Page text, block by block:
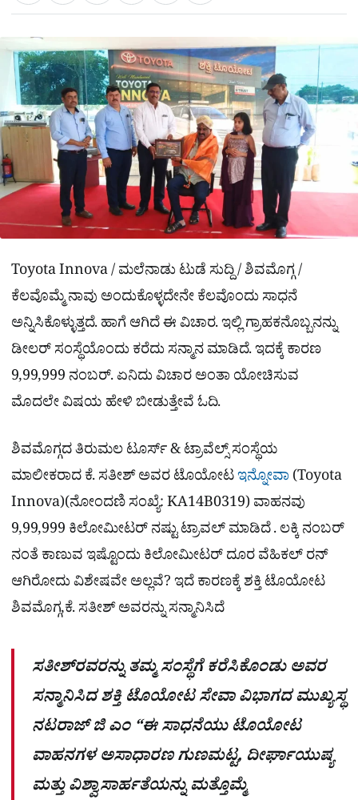
a
t
p
c
e
k
l
e
a
m
ಕ್
h
a
r
e
Toyota Innova / ಮಲೆನಾಡು ಟುಡೆ ಸುದ್ದಿ / ಶಿವಮೊಗ್ಗ /
ಕೆಲವೊಮ್ಮೆ ನಾವು ಅಂದುಕೊಳ್ಳದೇನೇ ಕೆಲವೊಂದು ಸಾಧನೆ
ಅನ್ನಿಸಿಕೊಳ್ಳುತ್ತದೆ. ಹಾಗೆ ಆಗಿದೆ ಈ ವಿಚಾರ. ಇಲ್ಲಿ ಗ್ರಾಹಕನೊಬ್ಬನನ್ನು
ಡೀಲರ್ ಸಂಸ್ಥೆಯೊಂದು ಕರೆದು ಸನ್ಮಾನ ಮಾಡಿದೆ. ಇದಕ್ಕೆ ಕಾರಣ
9,99,999 ನಂಬರ್​. ಏನಿದು ವಿಚಾರ ಅಂತಾ ಯೋಚಿಸುವ
ಮೊದಲೇ ವಿಷಯ ಹೇಳಿ ಬೀಡುತ್ತೇವೆ ಓದಿ.
ಶಿವಮೊಗ್ಗದ ತಿರುಮಲ ಟೂರ್ಸ್​ & ಟ್ರಾವೆಲ್ಸ್ ಸಂಸ್ಥೆಯ
ಮಾಲೀಕರಾದ ಕೆ. ಸತೀಶ್ ಅವರ ಟೊಯೋಟಇನ್ನೋವಾ (Toyota
Innova)(ನೋಂದಣಿ ಸಂಖ್ಯೆ: KA14B0319) ವಾಹನವು
9,99,999 ಕಿಲೋಮೀಟರ್‌ ನಷ್ಟು ಟ್ರಾವಲ್ ಮಾಡಿದೆ . ಲಕ್ಕಿ ನಂಬರ್​
ನಂತೆ ಕಾಣುವ ಇಷ್ಟೊಂದು ಕಿಲೋಮೀಟರ್ ದೂರ ವೆಹಿಕಲ್ ರನ್​
ಆಗಿರೋದು ವಿಶೇಷವೇ ಅಲ್ಲವೆ? ಇದೆ ಕಾರಣಕ್ಕೆ ಶಕ್ತಿ ಟೊಯೋಟ
ಶಿವಮೊಗ್ಗ,ಕೆ. ಸತೀಶ್ ಅವರನ್ನು ಸನ್ಮಾನಿಸಿದೆ
ಸತೀಶ್​ರವರನ್ನು ತಮ್ಮ ಸಂಸ್ಥೆಗೆ ಕರೆಸಿಕೊಂಡು ಅವರ
ಸನ್ಮಾನಿಸಿದ ಶಕ್ತಿ ಟೊಯೋಟ ಸೇವಾ ವಿಭಾಗದ ಮುಖ್ಯಸ್ಥ
ನಟರಾಜ್ ಜಿ ಎಂ “ಈ ಸಾಧನೆಯು ಟೊಯೋಟ
ವಾಹನಗಳ ಅಸಾಧಾರಣ ಗುಣಮಟ್ಟ, ದೀರ್ಘಾಯುಷ್ಯ
ಮತ್ತು ವಿಶ್ವಾಸಾರ್ಹತೆಯನ್ನು ಮತ್ತೊಮ್ಮೆ